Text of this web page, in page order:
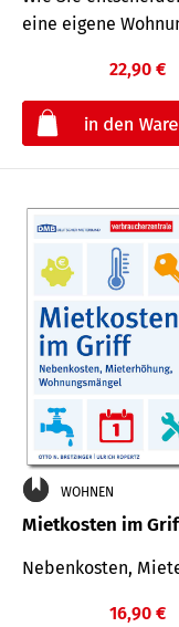
eine eigene
22,90 €
WOHNEN
Mietkosten im
Nebenkosten,
16,90 €